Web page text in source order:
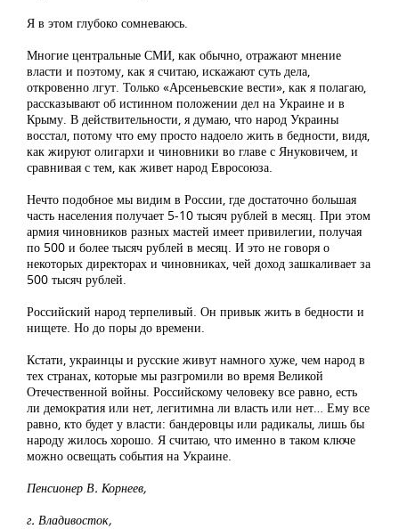
Я в этом глубоко сомневаюсь.
Многие центральные СМИ, как обычно, отражают мнение
власти и поэтому, как я считаю, искажают суть дела,
откровенно лгут. Только «Арсеньевские вести», как я полагаю,
рассказывают об истинном положении дел на Украине и в
Крыму. В действительности, я думаю, что народ Украины
восстал, потому что ему просто надоело жить в бедности, видя,
как жируют олигархи и чиновники во главе с Януковичем, и
сравнивая с тем, как живет народ Евросоюза.
Нечто подобное мы видим в России, где достаточно большая
часть населения получает 5-10 тысяч рублей в месяц. При этом
армия чиновников разных мастей имеет привилегии, получая
по 500 и более тысяч рублей в месяц. И это не говоря о
некоторых директорах и чиновниках, чей доход зашкаливает за
500 тысяч рублей.
Российский народ терпеливый. Он привык жить в бедности и
нищете. Но до поры до времени.
Кстати, украинцы и русские живут намного хуже, чем народ в
тех странах, которые мы разгромили во время Великой
Отечественной войны. Российскому человеку все равно, есть
ли демократия или нет, легитимна ли власть или нет… Ему все
равно, кто будет у власти: бандеровцы или радикалы, лишь бы
народу жилось хорошо. Я считаю, что именно в таком ключе
можно освещать события на Украине.
Пенсионер В. Корнеев,
г. Владивосток,